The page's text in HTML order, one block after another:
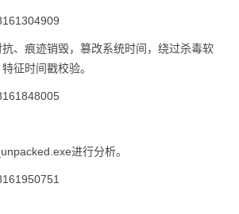
、痕迹销毁，篡改系统时间，绕过杀毒软
征时间戳校验。
进行分析。